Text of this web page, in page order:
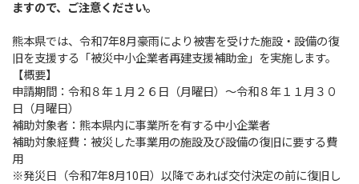
ますので、ご注意ください。
熊本県では、令和7年8月豪雨により被害を受けた施設・設備の復
旧を支援する「被災中小企業者再建支援補助金」を実施します。
【概要】
申請期間：令和８年１月２６日（月曜日）～令和８年１１月３０
日（月曜日）
補助対象者：熊本県内に事業所を有する中小企業者
補助対象経費：被災した事業用の施設及び設備の復旧に要する費
用
※発災日（令和7年8月10日）以降であれば交付決定の前に復旧し